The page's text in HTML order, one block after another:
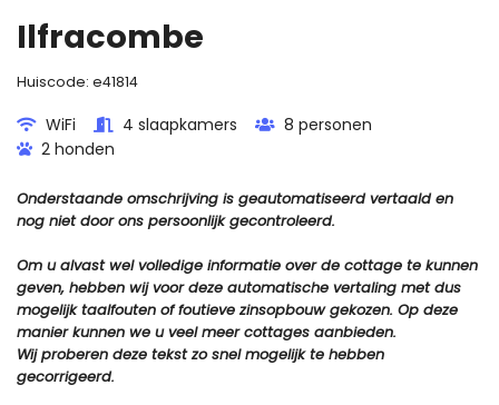
Ilfracombe
Huiscode: e41814
WiFi 4 slaapkamers
8 personen
2 honden
Onderstaande omschrijving is geautomatiseerd vertaald en
nog niet door ons persoonlijk gecontroleerd.
Om u alvast wel volledige informatie over de cottage te kunnen
geven, hebben wij voor deze automatische vertaling met dus
mogelijk taalfouten of foutieve zinsopbouw gekozen. Op deze
manier kunnen we u veel meer cottages aanbieden.
Wij proberen deze tekst zo snel mogelijk te hebben
gecorrigeerd.